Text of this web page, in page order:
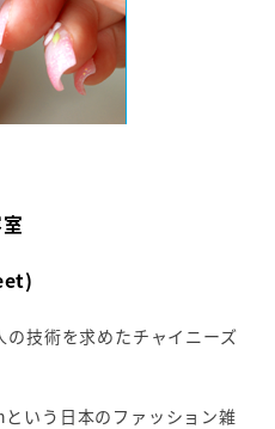
技術を求めたチャイニーズ
いう日本のファッション雑